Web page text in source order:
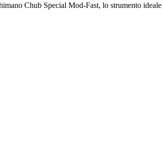
Chub Special Mod-Fast, lo strumento